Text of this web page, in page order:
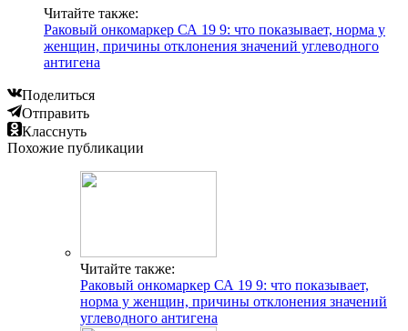
Читайте также:
Раковый онкомаркер СА 19 9: что показывает, норма у
женщин, причины отклонения значений углеводного
антигена
Поделиться
Отправить
Класснуть
Похожие публикации
Читайте также:
Раковый онкомаркер СА 19 9: что показывает,
норма у женщин, причины отклонения значений
углеводного антигена